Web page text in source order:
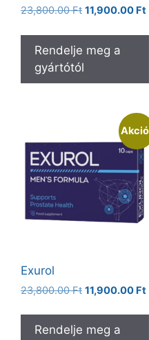
23,800.00Ft Original
was:
23,800.00 Ft.
11,900.00 Ft
is:
Rendelje meg a
gyártótól
Exurol
23,800.00Ft Original
was:
23,800.00 Ft.
11,900.00 Ft
is:
Rendelje meg a